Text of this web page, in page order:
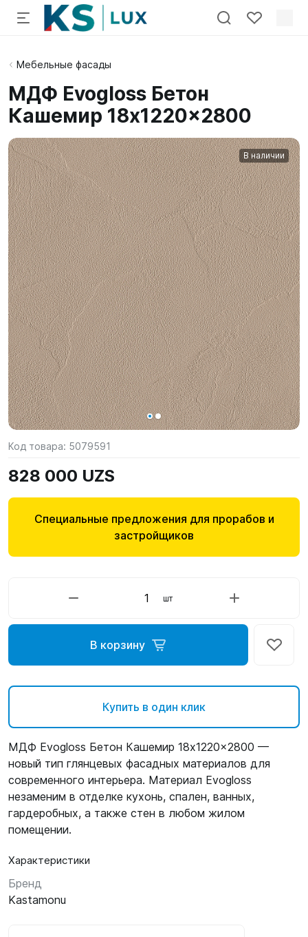
Мебельные фасады
МДФ Evogloss Бетон
Кашемир 18x1220x2800
В наличии
Код товара: 5079591
828 000 UZS
Специальные предложения для прорабов и
застройщиков
шт
В корзину
Купить в один клик
МДФ Evogloss Бетон Кашемир 18x1220x2800 —
новый тип глянцевых фасадных материалов для
современного интерьера. Материал Evogloss
незаменим в отделке кухонь, спален, ванных,
гардеробных, а также стен в любом жилом
помещении.
Характеристики
Бренд
Kastamonu